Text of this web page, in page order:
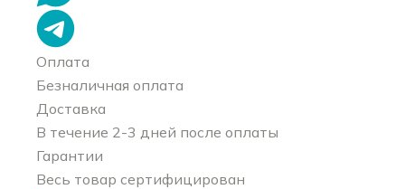
Оплата
Безналичная оплата
Доставка
В течение 2-3 дней после оплаты
Гарантии
Весь товар сертифицирован